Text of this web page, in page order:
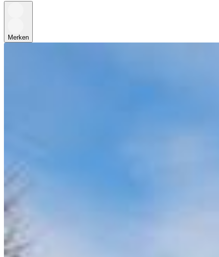
Merken